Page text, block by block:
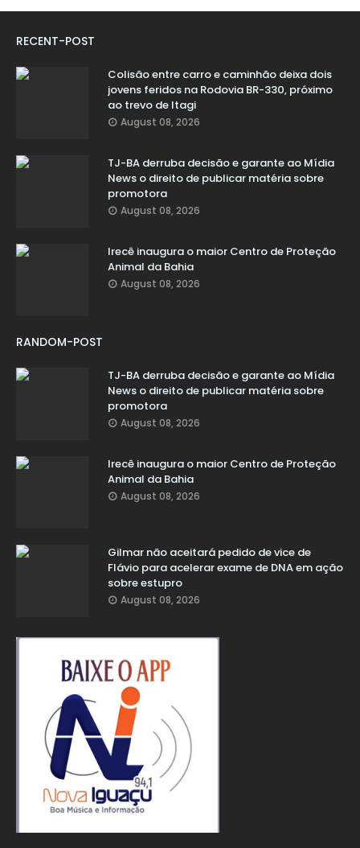
RECENT-POST
Colisão entre carro e caminhão deixa dois
jovens feridos na Rodovia BR-330, próximo
ao trevo de Itagi
August 08, 2026
TJ-BA derruba decisão e garante ao Mídia
News o direito de publicar matéria sobre
promotora
August 08, 2026
Irecê inaugura o maior Centro de Proteção
Animal da Bahia
August 08, 2026
RANDOM-POST
TJ-BA derruba decisão e garante ao Mídia
News o direito de publicar matéria sobre
promotora
August 08, 2026
Irecê inaugura o maior Centro de Proteção
Animal da Bahia
August 08, 2026
Gilmar não aceitará pedido de vice de
Flávio para acelerar exame de DNA em ação
sobre estupro
August 08, 2026